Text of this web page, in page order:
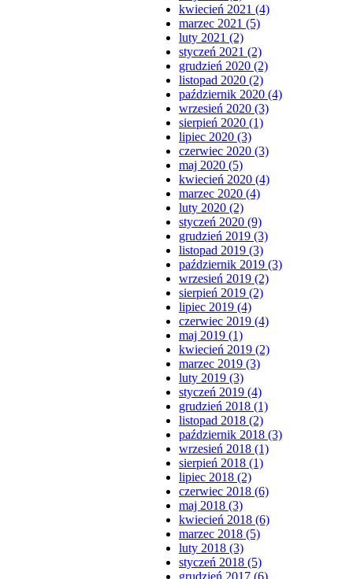
kwiecień 2021 (4)
marzec 2021 (5)
luty 2021 (2)
styczeń 2021 (2)
grudzień 2020 (2)
listopad 2020 (2)
październik 2020 (4)
wrzesień 2020 (3)
sierpień 2020 (1)
lipiec 2020 (3)
czerwiec 2020 (3)
maj 2020 (5)
kwiecień 2020 (4)
marzec 2020 (4)
luty 2020 (2)
styczeń 2020 (9)
grudzień 2019 (3)
listopad 2019 (3)
październik 2019 (3)
wrzesień 2019 (2)
sierpień 2019 (2)
lipiec 2019 (4)
czerwiec 2019 (4)
maj 2019 (1)
kwiecień 2019 (2)
marzec 2019 (3)
luty 2019 (3)
styczeń 2019 (4)
grudzień 2018 (1)
listopad 2018 (2)
październik 2018 (3)
wrzesień 2018 (1)
sierpień 2018 (1)
lipiec 2018 (2)
czerwiec 2018 (6)
maj 2018 (3)
kwiecień 2018 (6)
marzec 2018 (5)
luty 2018 (3)
styczeń 2018 (5)
grudzień 2017 (6)